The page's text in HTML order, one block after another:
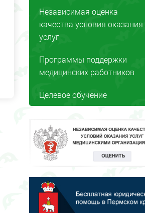
Независимая оценка
качества условия оказания
услуг
Программы поддержки
медицинских работников
Целевое обучение